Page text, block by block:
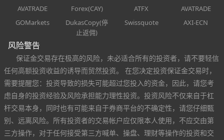
AVATRADE
Forex(CAY) ATFX
AVATRADE
GOMarkets
DukasCopy(停
止返佣)
Swissquote AXI-ECN
风险警告
保证金交易存在极高的风险，未必适合所有的投资者，请不要轻信
任何高额投资收益的诱导而贸然投资。 在您决定投资保证金交易时，
需要提醒您：投资导致的损失可能超过您投入的资金，因此，请您考
虑自身的投资经验及风险承担能力理性投资。投资风险不仅来自于杠
杆交易本身，同时也有可能来自于券商平台的不确定性，请您仔细甄
别、远离风险。所有投资者的交易帐户应仅限本人使用，不应交由第
三方操作，对于任何接受第三方喊单、操盘、理财等操作的投资和交